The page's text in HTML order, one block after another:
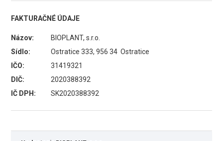
FAKTURAČNÉ ÚDAJE
Názov:
BIOPLANT, s.r.o.
Sídlo:
Ostratice 333, 956 34 Ostratice
IČO:
31419321
DIČ:
2020388392
IČ DPH:
SK2020388392